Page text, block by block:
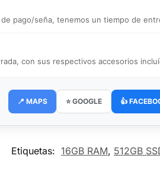
pago/seña, tenemos un tiempo de
con sus respectivos accesorios
📍 MAPS ⭐ GOOGLE 👍
Etiquetas: 16GB RAM, 512GB